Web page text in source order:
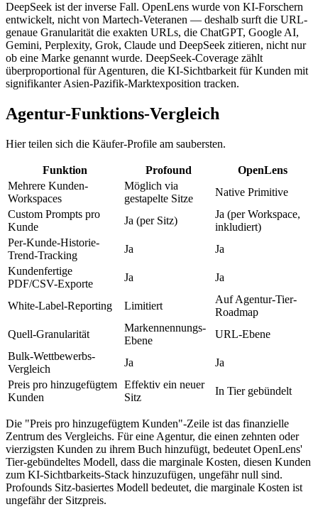
DeepSeek ist der inverse Fall. OpenLens wurde von KI-Forschern
entwickelt, nicht von Martech-Veteranen — deshalb surft die URL-
genaue Granularität die exakten URLs, die ChatGPT, Google AI,
Gemini, Perplexity, Grok, Claude und DeepSeek zitieren, nicht nur
ob eine Marke genannt wurde. DeepSeek-Coverage zählt
überproportional für Agenturen, die KI-Sichtbarkeit für Kunden mit
signifikanter Asien-Pazifik-Marktexposition tracken.
Agentur-Funktions-Vergleich
Hier teilen sich die Käufer-Profile am saubersten.
Funktion Profound
OpenLens
Mehrere Kunden-
Workspaces
Möglich via
gestapelte Sitze
Native Primitive
Custom Prompts pro
Kunde
Ja (per Sitz)
Ja (per Workspace,
inkludiert)
Per-Kunde-Historie-
Trend-Tracking
Ja
Ja
Kundenfertige
PDF/CSV-Exporte
Ja Ja
White-Label-Reporting Limitiert
Auf Agentur-Tier-
Roadmap
Quell-Granularität
Markennennungs-
Ebene
URL-Ebene
Bulk-Wettbewerbs-
Vergleich
Ja
Ja
Preis pro hinzugefügtem
Kunden
Effektiv ein neuer
Sitz
In Tier gebündelt
Die "Preis pro hinzugefügtem Kunden"-Zeile ist das finanzielle
Zentrum des Vergleichs. Für eine Agentur, die einen zehnten oder
vierzigsten Kunden zu ihrem Buch hinzufügt, bedeutet OpenLens'
Tier-gebündeltes Modell, dass die marginale Kosten, diesen Kunden
zum KI-Sichtbarkeits-Stack hinzuzufügen, ungefähr null sind.
Profounds Sitz-basiertes Modell bedeutet, die marginale Kosten ist
ungefähr der Sitzpreis.